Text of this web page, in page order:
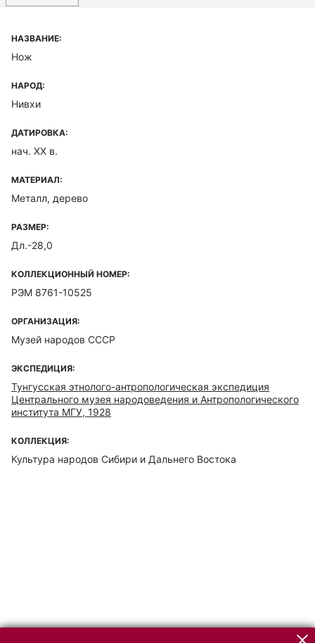
НАЗВАНИЕ:
Нож
НАРОД:
Нивхи
ДАТИРОВКА:
нач. XX в.
МАТЕРИАЛ:
Металл, дерево
РАЗМЕР:
Дл.-28,0
КОЛЛЕКЦИОННЫЙ НОМЕР:
РЭМ 8761-10525
ОРГАНИЗАЦИЯ:
Музей народов СССР
ЭКСПЕДИЦИЯ:
Тунгусская этнолого-антропологическая экспедиция
Центрального музея народоведения и Антропологического
института МГУ, 1928
КОЛЛЕКЦИЯ:
Культура народов Сибири и Дальнего Востока